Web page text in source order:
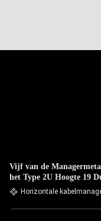
Vijf van de
het Type 2U Hoogte 19
Horizontale